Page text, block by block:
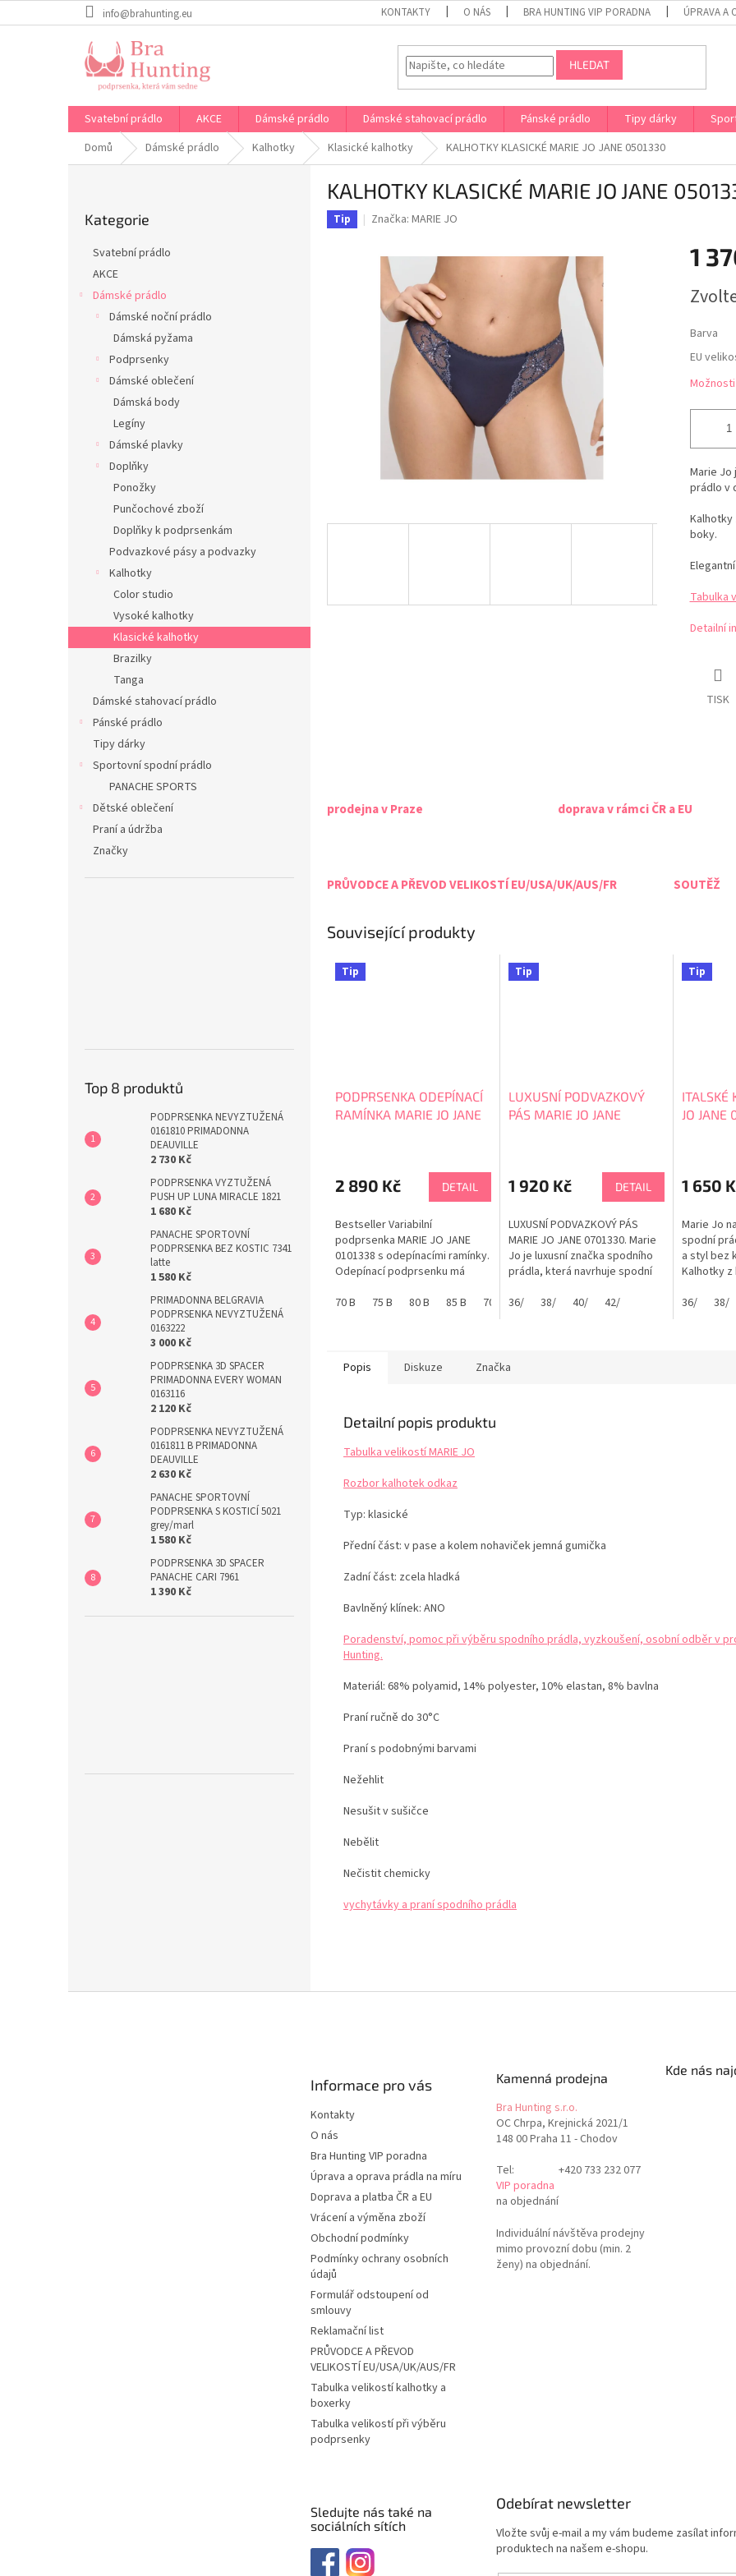
na
info@brahunting.eu KONTAKTY O NÁS BRA HUNTING VIP PORADNA ÚPRAVA A
HLEDAT
Svatební prádlo AKCE Dámské prádlo Dámské stahovací prádlo Pánské prádlo Tipy dárky
Domů
Dámské prádlo Kalhotky Klasické kalhotky KALHOTKY KLASICKÉ MARIE JO JANE 0501330
kategorie
Kategorie
Svatební prádlo
AKCE
Dámské prádlo
Dámské noční prádlo
Dámská pyžama
Podprsenky
Dámské oblečení
Dámská body
Legíny
Dámské plavky
Doplňky
Ponožky
Punčochové zboží
Doplňky k podprsenkám
Podvazkové pásy a podvazky
Kalhotky
Color studio
Vysoké kalhotky
Klasické kalhotky
Brazilky
Tanga
Dámské stahovací prádlo
Pánské prádlo
Tipy dárky
Sportovní spodní prádlo
PANACHE SPORTS
Dětské oblečení
Praní a údržba
Značky
Top 8 produktů
PODPRSENKA NEVYZTUŽENÁ
0161810 PRIMADONNA
DEAUVILLE
2 730 Kč
PODPRSENKA VYZTUŽENÁ
PUSH UP LUNA MIRACLE 1821
1 680 Kč
PANACHE SPORTOVNÍ
PODPRSENKA BEZ KOSTIC 7341
latte
1 580 Kč
PRIMADONNA BELGRAVIA
PODPRSENKA NEVYZTUŽENÁ
0163222
3 000 Kč
PODPRSENKA 3D SPACER
PRIMADONNA EVERY WOMAN
0163116
2 120 Kč
PODPRSENKA NEVYZTUŽENÁ
0161811 B PRIMADONNA
DEAUVILLE
2 630 Kč
PANACHE SPORTOVNÍ
PODPRSENKA S KOSTICÍ 5021
grey/marl
1 580 Kč
PODPRSENKA 3D SPACER
PANACHE CARI 7961
1 390 Kč
KALHOTKY KLASICKÉ MARIE JO JANE
Tip Značka: MARIE JO
1
cena:
Barva
EU
Marie Jo
prádlo v
Kalhotky
boky.
Tabulka
Detailní
TISK
prodejna v Praze doprava v rámci ČR a EU
PRŮVODCE A PŘEVOD VELIKOSTÍ EU/USA/UK/AUS/FR SOUTĚŽ
Související produkty
Tip
PODPRSENKA ODEPÍNACÍ
RAMÍNKA MARIE JO JANE
2 890 Kč DETAIL
Bestseller Variabilní
podprsenka MARIE JO JANE
0101338 s odepínacími ramínky.
Odepínací podprsenku má
má široký záběr využití.
vidět ramínka. Ramínka můžete
70 B 75 B 80 B 85 B 70 C 75 C 80 C 85 C 75 D 80 D
Tip
LUXUSNÍ PODVAZKOVÝ
PÁS MARIE JO JANE
1 920 Kč DETAIL
LUXUSNÍ PODVAZKOVÝ PÁS
MARIE JO JANE 0701330. Marie
Jo je luxusní značka spodního
prádla, která navrhuje spodní
pohodlí a dokonalý styl bez
36/ 38/ 40/ 42/
Tip
ITALSKÉ
JO JANE
1 650
Marie Jo
spodní
a styl bez
Kalhotky
krajkovou
36/ 38/
Popis Diskuze Značka
Detailní popis produktu
Tabulka velikostí MARIE JO
Rozbor kalhotekodkaz
Typ: klasické
Přední část: v pase a kolem nohaviček jemná gumička
Zadní část: zcela hladká
Bavlněný klínek: ANO
Poradenství, pomoc při výběru spodního prádla, vyzkoušení, osobní odběr v
Hunting.
Materiál: 68% polyamid, 14% polyester, 10% elastan, 8% bavlna
Praní ručně do 30°C
Praní s podobnými barvami
Nežehlit
Nesušit v sušičce
Nebělit
Nečistit chemicky
vychytávky a praní spodního prádla
Informace pro vás
Kontakty
O nás
Bra Hunting VIP poradna
Úprava a oprava prádla na míru
Doprava a platba ČR a EU
Vrácení a výměna zboží
Obchodní podmínky
Podmínky ochrany osobních
údajů
Formulář odstoupení od
smlouvy
Reklamační list
PRŮVODCE A PŘEVOD
VELIKOSTÍ EU/USA/UK/AUS/FR
Tabulka velikostí kalhotky a
boxerky
Tabulka velikostí při výběru
podprsenky
Kamenná prodejna
Bra Hunting s.r.o.
OC Chrpa, Krejnická 2021/1
148 00 Praha 11 - Chodov
Tel:
+420 733 232 077
VIP poradna
na objednání
Individuální návštěva prodejny
mimo provozní dobu (min. 2
ženy) na objednání.
Kde nás
Sledujte nás také na
sociálních sítích
Odebírat newsletter
Vložte svůj e-mail a my vám budeme zasílat
produktech na našem e-shopu.